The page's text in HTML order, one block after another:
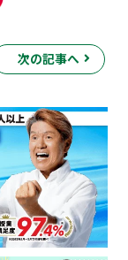
次の記事へ